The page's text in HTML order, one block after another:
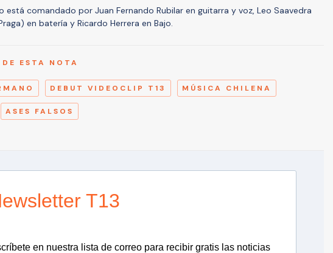
está comandado por Juan Fernando Rubilar en guitarra y voz, Leo Saavedra
en batería y Ricardo Herrera en Bajo.
ESTA NOTA
DEBUT VIDEOCLIP T13 MÚSICA CHILENA
ASES FALSOS
T13
en nuestra lista de correo para recibir gratis las noticias